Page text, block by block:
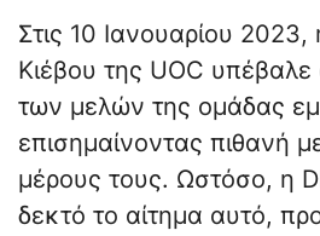
Στις 10 Ιανουαρίου
Κιέβου της UOC υπέβαλε
των μελών της ομάδας
επισημαίνοντας πιθανή
μέρους τους. Ωστόσο, η
δεκτό το αίτημα αυτό,